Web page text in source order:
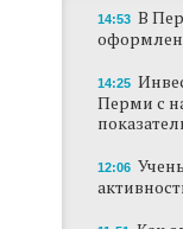
В
Они
В Перми
Ученые
14:53 В
14:25
Перми с
12:06